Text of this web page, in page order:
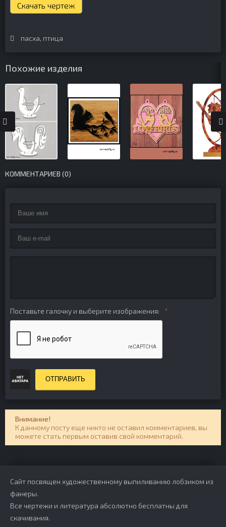
Скачать чертеж
пасха, птица
Похожие изделия
КОММЕНТАРИЕВ (0)
Поставьте галочку и выберите изображения:
ОТПРАВИТЬ
Внимание!
К данному посту еще никто не оставил комментариев, вы
можете стать первым оставив свой комментарий.
Сайт посвящен художественному выпиливанию лобзиком из
фанеры.
Все чертежи и литература абсолютно бесплатны для
скачивания.